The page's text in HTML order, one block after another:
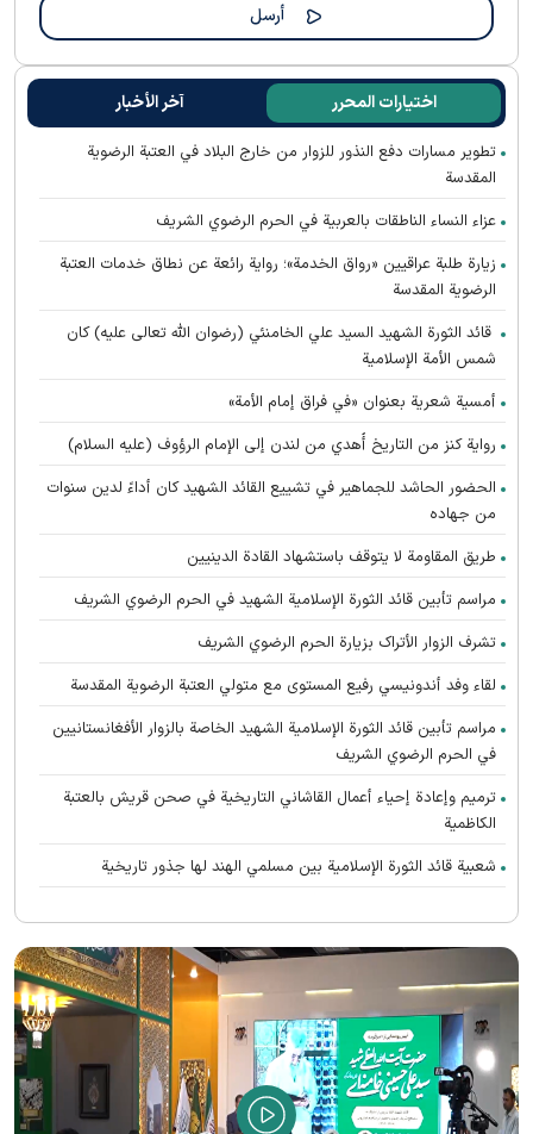
اختيارات المحرر آخر الأخبار
تطوير مسارات دفع النذور للزوار من خارج البلاد في العتبة الرضوية
المقدسة
عزاء النساء الناطقات بالعربية في الحرم الرضوي الشريف
زيارة طلبة عراقيين «رواق الخدمة»؛ رواية رائعة عن نطاق خدمات العتبة
الرضوية المقدسة
قائد الثورة الشهيد السيد علي الخامنئي (رضوان الله تعالى عليه) كان
شمس الأمة الإسلامية
أمسية شعرية بعنوان «في فراق إمام الأمة»
رواية كنز من التاريخ أُهدي من لندن إلى الإمام الرؤوف (عليه السلام)
الحضور الحاشد للجماهير في تشييع القائد الشهيد كان أداءً لدين سنوات
من جهاده
طريق المقاومة لا يتوقف باستشهاد القادة الدينيين
مراسم تأبين قائد الثورة الإسلامية الشهید في الحرم الرضوي الشریف
تشرف الزوار الأتراک بزیارة الحرم الرضوي الشریف
لقاء وفد أندونیسي رفيع المستوى مع متولي العتبة الرضوية المقدسة
مراسم تأبین قائد الثورة الإسلامية الشهيد الخاصة بالزوار الأفغانستانیین
في الحرم الرضوي الشریف
ترميم وإعادة إحياء أعمال القاشاني التاريخية في صحن قريش بالعتبة
الكاظمية
شعبية قائد الثورة الإسلامية بين مسلمي الهند لها جذور تاريخية
رواق الغدير يستضيف محبي القائد الشهيد الأفغانستانیین
اتحاد الدول الإسلامية هو سر إحياء الحضارة الإسلامية العظيمة
الشهيد الخامنئي حيّ في وجدان أتباع جميع الأديان والمعتقدات
الصلاة الأخيرة على جثمان قائد الثورة الاسلامیة الشهيد في الحرم الرضوي